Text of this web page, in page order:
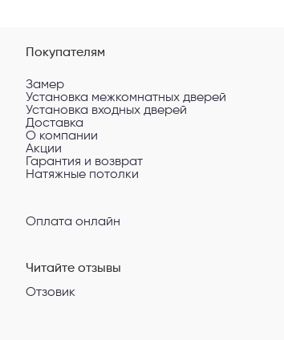
Покупателям
Замер
Установка межкомнатных дверей
Установка входных дверей
Доставка
О компании
Акции
Гарантия и возврат
Натяжные потолки
Оплата онлайн
Читайте отзывы
Отзовик